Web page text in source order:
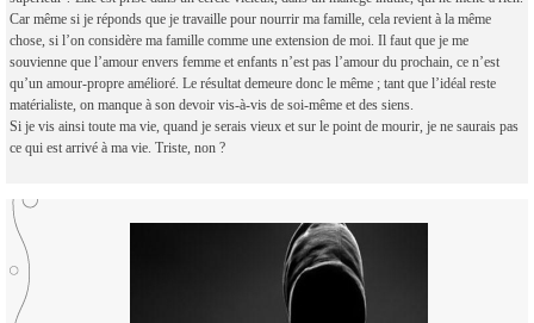
Car même si je réponds que je travaille pour nourrir ma famille, cela revient à la même
chose, si l’on considère ma famille comme une extension de moi. Il faut que je me
souvienne que l’amour envers femme et enfants n’est pas l’amour du prochain, ce n’est
qu’un amour-propre amélioré. Le résultat demeure donc le même ; tant que l’idéal reste
matérialiste, on manque à son devoir vis-à-vis de soi-même et des siens.
Si je vis ainsi toute ma vie, quand je serais vieux et sur le point de mourir, je ne saurais pas
ce qui est arrivé à ma vie. Triste, non ?